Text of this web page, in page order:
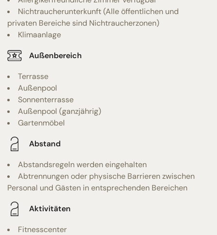
Nichtraucherunterkunft (Alle öffentlichen und
privaten Bereiche sind Nichtraucherzonen)
Klimaanlage
Außenbereich
Terrasse
Außenpool
Sonnenterrasse
Außenpool (ganzjährig)
Gartenmöbel
Abstand
Abstandsregeln werden eingehalten
Abtrennungen oder physische Barrieren zwischen
Personal und Gästen in entsprechenden Bereichen
Aktivitäten
Fitnesscenter